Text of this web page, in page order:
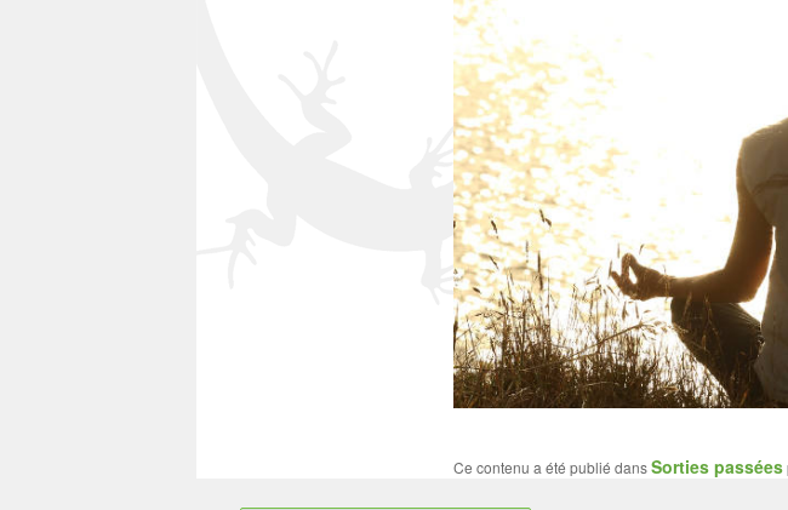
Ce contenu a été publié dansSorties passées